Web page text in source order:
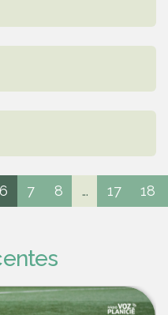
6 7 8 ... 17 18